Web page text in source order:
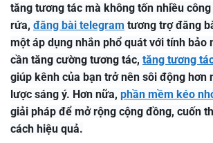
tăng tương tác mà không tốn nhiều
rứa, đăng bài telegram tương trợ đăng
một áp dụng nhắn phổ quát với tính bảo
cần tăng cường tương tác, tăng tương
giúp kênh của bạn trở nên sôi động hơn
lược sáng ý. Hơn nữa, phần mềm kéo
giải pháp để mở rộng cộng đồng, cuốn
cách hiệu quả.